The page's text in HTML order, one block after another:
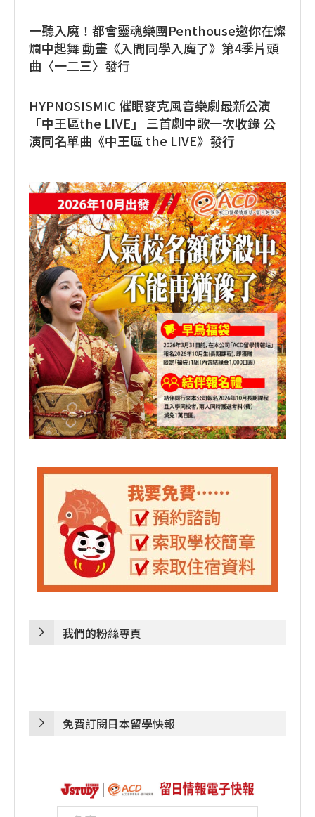
一聽入魔！都會靈魂樂團Penthouse邀你在燦
爛中起舞 動畫《入間同學入魔了》第4季片頭
曲〈一二三〉發行
HYPNOSISMIC 催眠麥克風音樂劇最新公演
「中王區the LIVE」 三首劇中歌一次收錄 公
演同名單曲《中王區 the LIVE》發行
我們的粉絲專頁
免費訂閱日本留學快報